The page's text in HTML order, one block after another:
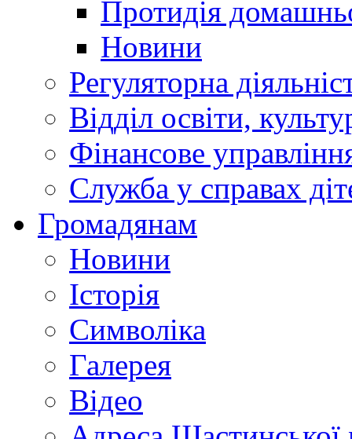
Протидія
Новини
Регуляторна
Відділ освіти,
Фінансове
Служба у справах
Громадянам
Новини
Історія
Символіка
Галерея
Відео